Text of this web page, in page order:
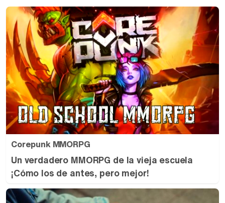
Corepunk MMORPG
Un verdadero MMORPG de la vieja escuela
¡Cómo los de antes, pero mejor!